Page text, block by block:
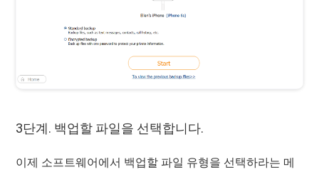
3단계. 백업할 파일을 선택합니다.
이제 소프트웨어에서 백업할 파일 유형을 선택하라는 메